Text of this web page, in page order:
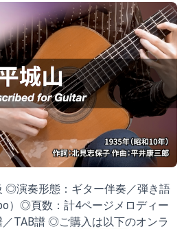
◎演奏形態：ギター伴奏／弾き語
）◎頁数：計4ページメロディー
／TAB譜 ◎ご購入は以下のオンラ